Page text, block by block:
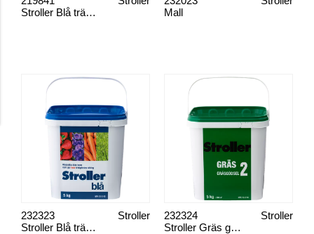
Stroller Blå trädgårdsgödsel Mall
Stroller Blå trädgårdsgödsel
Stroller
232323
Stroller Gräs gräsgödsel
Stroller
232324